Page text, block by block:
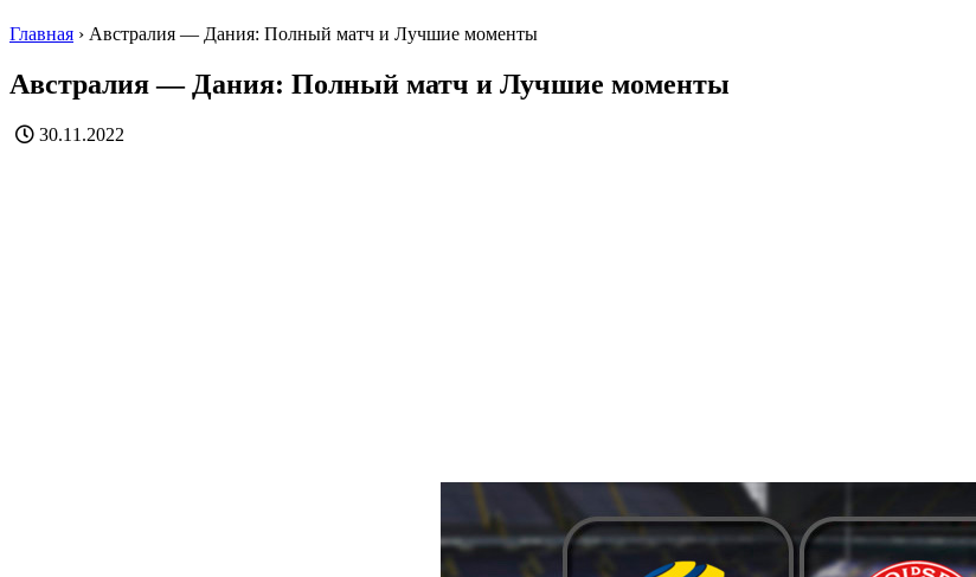
Главная › Австралия — Дания: Полный матч и Лучшие моменты
Австралия — Дания: Полный матч и Лучшие моменты
30.11.2022